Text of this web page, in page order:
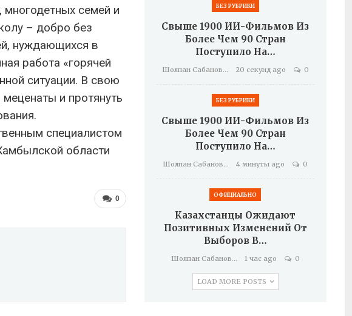
многодетных семей и
– добро без
нуждающихся в
работа «горячей
ситуации. В свою
и протянуть
специалистом
области
0
БЕЗ РУБРИКИ
Свыше 1900 ИИ-Фильмов Из
Более Чем 90 Стран
Поступило На…
Шолпан Сабанова 20 секунд ago 0
БЕЗ РУБРИКИ
Свыше 1900 ИИ-Фильмов Из
Более Чем 90 Стран
Поступило На…
Шолпан Сабанова 4 минуты ago 0
ОФИЦИАЛЬНО
Казахстанцы Ожидают
Позитивных Изменений От
Выборов В…
Шолпан Сабанова 1 час ago 0
LOAD MORE POSTS